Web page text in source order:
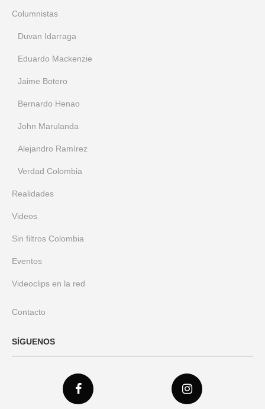
Columnistas
Duvan Idarraga
Eduardo Mackenzie
Jaime Botero
Bernardo Henao
John Marulanda
Alejandro Ramírez
Verdad Colombia
Realidades
Videos
Sin filtros Colombia
Eventos
Videoclips en la red
Contacto
SÍGUENOS